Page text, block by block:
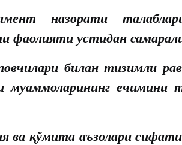
назорати
фаолияти устидан
билан тизимли
муаммоларининг ечимини
ва қўмита аъзолари